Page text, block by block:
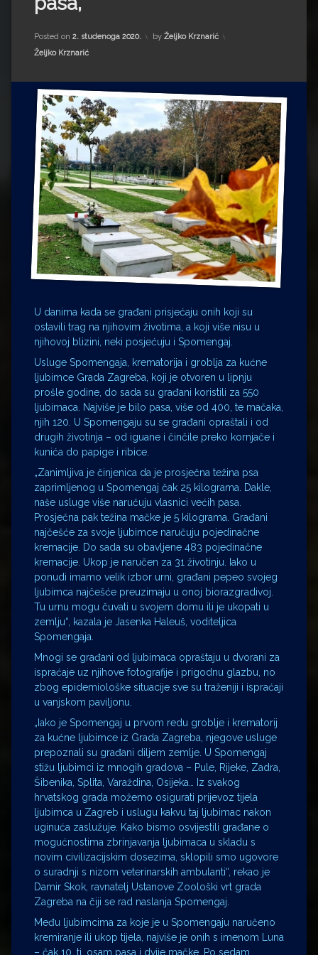
Impressum
Milenko Strižak
Drugi autori
Drugi autori
Ljiljana Lekanić-Kljaić
Željko Krznarić
Mario Lovreković
Miroslav Šantek
Posted on 2. studenoga 2020. by Željko Krznarić
Kategorije:
Željko Krznarić
U danima kada se građani prisjećaju onih koji su
ostavili trag na njihovim životima, a koji više nisu u
njihovoj blizini, neki posjećuju i Spomengaj.
Usluge Spomengaja, krematorija i groblja za kućne
ljubimce Grada Zagreba, koji je otvoren u lipnju
prošle godine, do sada su građani koristili za 550
ljubimaca. Najviše je bilo pasa, više od 400, te mačaka,
njih 120. U Spomengaju su se građani opraštali i od
drugih životinja – od iguane i činčile preko kornjače i
kunića do papige i ribice.
„Zanimljiva je činjenica da je prosječna težina psa
zaprimljenog u Spomengaj čak 25 kilograma. Dakle,
naše usluge više naručuju vlasnici većih pasa.
Prosječna pak težina mačke je 5 kilograma. Građani
najčešće za svoje ljubimce naručuju pojedinačne
kremacije. Do sada su obavljene 483 pojedinačne
kremacije. Ukop je naručen za 31 životinju. Iako u
ponudi imamo velik izbor urni, građani pepeo svojeg
ljubimca najčešće preuzimaju u onoj biorazgradivoj.
Tu urnu mogu čuvati u svojem domu ili je ukopati u
zemlju“, kazala je Jasenka Haleuš, voditeljica
Spomengaja.
Mnogi se građani od ljubimaca opraštaju u dvorani za
ispraćaje uz njihove fotografije i prigodnu glazbu, no
zbog epidemiološke situacije sve su traženiji i ispraćaji
u vanjskom paviljonu.
„Iako je Spomengaj u prvom redu groblje i krematorij
za kućne ljubimce iz Grada Zagreba, njegove usluge
prepoznali su građani diljem zemlje. U Spomengaj
stižu ljubimci iz mnogih gradova – Pule, Rijeke, Zadra,
Šibenika, Splita, Varaždina, Osijeka… Iz svakog
hrvatskog grada možemo osigurati prijevoz tijela
ljubimca u Zagreb i uslugu kakvu taj ljubimac nakon
uginuća zaslužuje. Kako bismo osvijestili građane o
mogućnostima zbrinjavanja ljubimaca u skladu s
novim civilizacijskim dosezima, sklopili smo ugovore
o suradnji s nizom veterinarskih ambulanti“, rekao je
Damir Skok, ravnatelj Ustanove Zoološki vrt grada
Zagreba na čiji se rad naslanja Spomengaj.
Među ljubimcima za koje je u Spomengaju naručeno
kremiranje ili ukop tijela, najviše je onih s imenom Luna
– čak 10, tj. osam pasa i dvije mačke. Po sedam